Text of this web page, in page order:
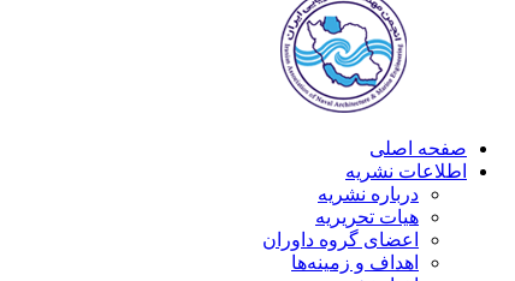
صفحه اصلی
اطلاعات نشریه
درباره نشریه
هیات تحریریه
اعضای گروه داوران
اهداف و زمینه‌ها